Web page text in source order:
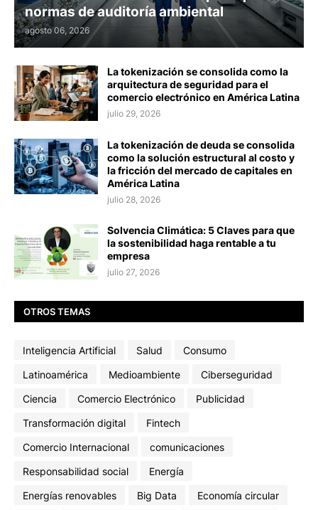
normas de auditoría ambiental
agosto 06, 2026
La tokenización se consolida como la
arquitectura de seguridad para el
comercio electrónico en América Latina
julio 29, 2026
La tokenización de deuda se consolida
como la solución estructural al costo y
la fricción del mercado de capitales en
América Latina
julio 28, 2026
Solvencia Climática: 5 Claves para que
la sostenibilidad haga rentable a tu
empresa
julio 27, 2026
OTROS TEMAS
Inteligencia Artificial Salud
Consumo
Latinoamérica
Medioambiente
Ciberseguridad
Ciencia
Comercio Electrónico
Publicidad
Transformación digital
Fintech
Comercio Internacional
comunicaciones
Responsabilidad social
Energía
Energías renovables
Big Data
Economía circular